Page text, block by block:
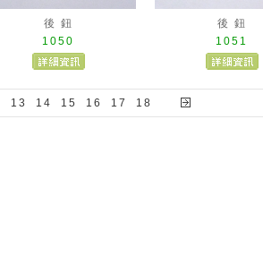
後 鈕
1050
後 鈕
1051
13 14 15 16 17 18